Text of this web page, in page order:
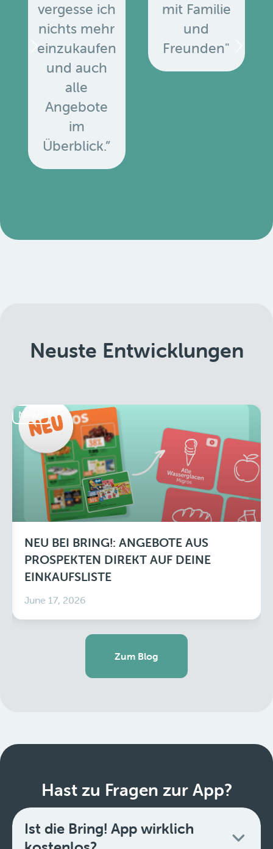
vergesse ich
nichts mehr
einzukaufen
und auch
alle
Angebote
im
Überblick.”
mit Familie
und
Freunden"
Neuste Entwicklungen
News
NEU BEI BRING!: ANGEBOTE AUS
PROSPEKTEN DIREKT AUF DEINE
EINKAUFSLISTE
June 17, 2026
Zum Blog
Hast zu Fragen zur App?
Ist die Bring! App wirklich